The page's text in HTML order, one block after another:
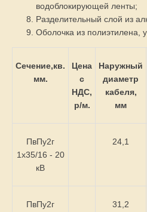
водоблокирующей ленты;
Разделительный слой из
Оболочка из полиэтилена,
Сечение,кв.
мм.
Цена
с
НДС,
р/м.
Наружный
диаметр
кабеля,
мм
ПвПу2г
1х35/16 - 20
кВ
24,1
ПвПу2г
31,2